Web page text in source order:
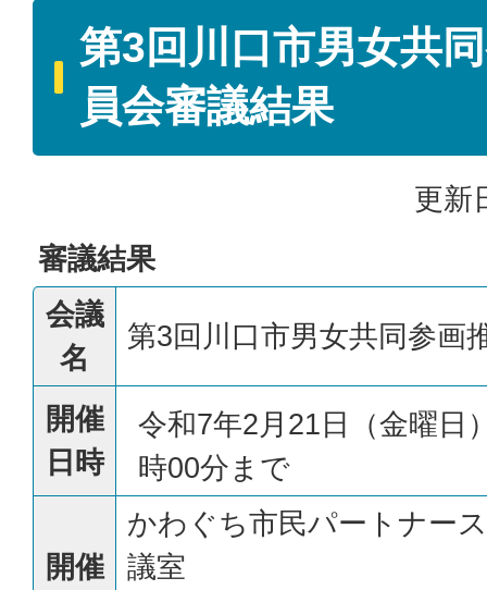
第3回川口市男女共
員会審議結果
更新
審議結果
会議
名
第3回川口市男女共同参画
開催
日時
令和7年2月21日（金曜日
時00分まで
開催
かわぐち市民パートナー
議室